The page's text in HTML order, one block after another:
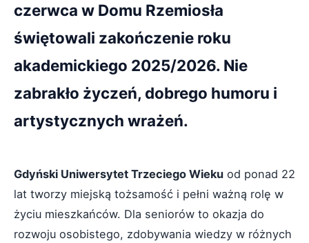
czerwca w Domu Rzemiosła
świętowali zakończenie roku
akademickiego 2025/2026. Nie
zabrakło życzeń, dobrego humoru i
artystycznych wrażeń.
Gdyński Uniwersytet Trzeciego Wieku od ponad 22
lat tworzy miejską tożsamość i pełni ważną rolę w
życiu mieszkańców. Dla seniorów to okazja do
rozwoju osobistego, zdobywania wiedzy w różnych